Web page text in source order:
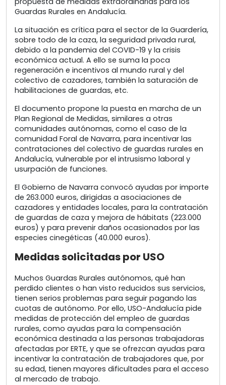
Guardas Rurales en Andalucía.
La situación es crítica para el sector de la Guardería,
sobre todo de la caza, la seguridad privada rural,
debido a la pandemia del COVID-19 y la crisis
económica actual. A ello se suma la poca
regeneración e incentivos al mundo rural y del
colectivo de cazadores, también la saturación de
habilitaciones de guardas, etc.
El documento propone la puesta en marcha de un
Plan Regional de Medidas, similares a otras
comunidades autónomas, como el caso de la
comunidad Foral de Navarra, para incentivar las
contrataciones del colectivo de guardas rurales en
Andalucía, vulnerable por el intrusismo laboral y
usurpación de funciones.
El Gobierno de Navarra convocó ayudas por importe
de 263.000 euros, dirigidas a asociaciones de
cazadores y entidades locales, para la contratación
de guardas de caza y mejora de hábitats (223.000
euros) y para prevenir daños ocasionados por las
especies cinegéticas (40.000 euros).
Medidas solicitadas por USO
Muchos Guardas Rurales autónomos, qué han
perdido clientes o han visto reducidos sus servicios,
tienen serios problemas para seguir pagando las
cuotas de autónomo. Por ello, USO-Andalucía pide
medidas de protección del empleo de guardas
rurales, como ayudas para la compensación
económica destinada a las personas trabajadoras
afectadas por ERTE, y que se ofrezcan ayudas para
incentivar la contratación de trabajadores que, por
su edad, tienen mayores dificultades para el acceso
al mercado de trabajo.